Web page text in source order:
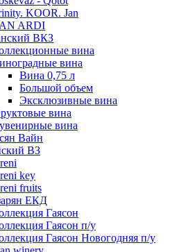
KOOR. Jan
ARDI
ВКЗ
вина
вина
Вина 0,75 л
Большой объем
Эксклюзивные вина
вина
вина
Вайн
ВЗ
key
fruits
ЕКД
Гаясон
Гаясон п/у
Гаясон Новогодняя п/у